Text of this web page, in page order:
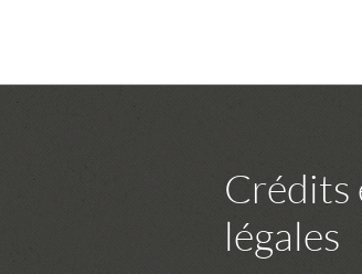
Crédits
légales